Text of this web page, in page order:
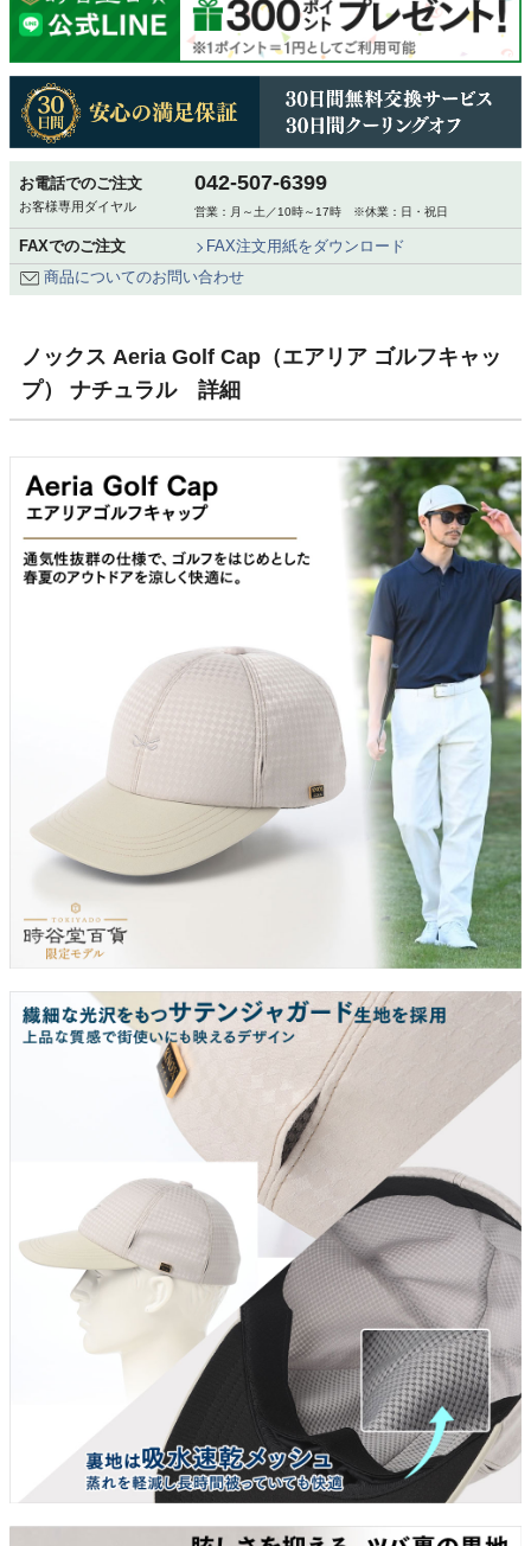
お電話でのご注文
お客様専用ダイヤル
042-507-6399
営業：月～土／10時～17時 ※休業：日・祝日
FAXでのご注文
FAX注文用紙をダウンロード
商品についてのお問い合わせ
ノックス Aeria Golf Cap（エアリア ゴルフキャッ
プ） ナチュラル 詳細